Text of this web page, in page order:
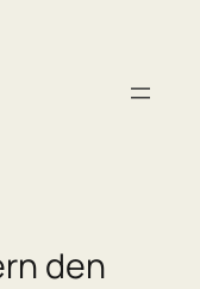
den